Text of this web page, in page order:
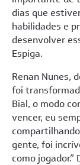
dias que
habilidades e
desenvolver
Espiga.
Renan Nunes,
foi
Bial, o modo
vencer, eu
gente, foi
como